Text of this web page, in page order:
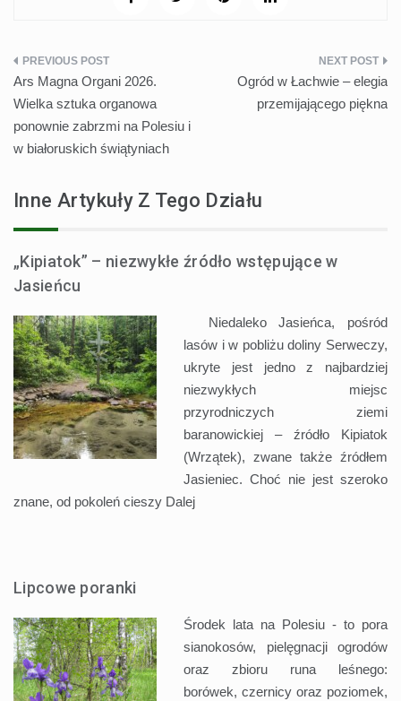
Nawigacja
wpisu
Ars Magna Organi 2026.
Wielka sztuka organowa
ponownie zabrzmi na Polesiu i
w białoruskich świątyniach
Ogród w Łachwie – elegia
przemijającego piękna
Inne Artykuły Z Tego Działu
„Kipiatok” – niezwykłe źródło wstępujące w
Jasieńcu
Niedaleko Jasieńca, pośród
lasów i w pobliżu doliny Serweczy,
ukryte jest jedno z najbardziej
niezwykłych miejsc
przyrodniczych ziemi
baranowickiej – źródło Kipiatok
(Wrzątek), zwane także źródłem
Jasieniec. Choć nie jest szeroko
znane, od pokoleń cieszy Dalej
Lipcowe poranki
Środek lata na Polesiu - to pora
sianokosów, pielęgnacji ogrodów
oraz zbioru runa leśnego:
borówek, czernicy oraz poziomek,